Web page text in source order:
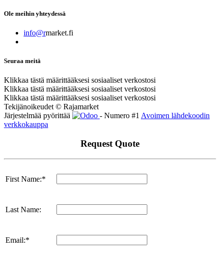
Ole meihin yhteydessä
info@rmarket.fi
Seuraa meitä
Klikkaa tästä määrittääksesi sosiaaliset verkostosi
Klikkaa tästä määrittääksesi sosiaaliset verkostosi
Klikkaa tästä määrittääksesi sosiaaliset verkostosi
Tekijänoikeudet © Rajamarket
Järjestelmää pyörittää
- Numero #1 Avoimen lähdekoodin
verkkokauppa
Request Quote
First Name:*
Last Name:
Email:*